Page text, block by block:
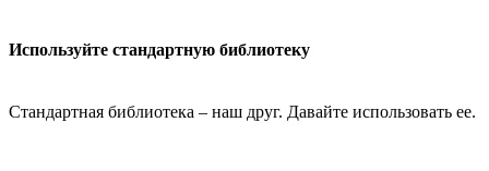
Используйте стандартную библиотеку
Стандартная библиотека – наш друг. Давайте использовать ее.